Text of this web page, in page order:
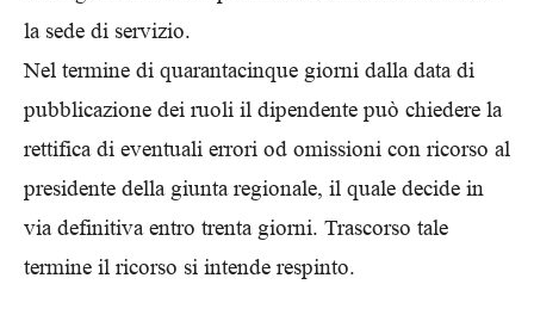
la sede di servizio.
Nel termine di quarantacinque giorni dalla data di
pubblicazione dei ruoli il dipendente può chiedere la
rettifica di eventuali errori od omissioni con ricorso al
presidente della giunta regionale, il quale decide in
via definitiva entro trenta giorni. Trascorso tale
termine il ricorso si intende respinto.